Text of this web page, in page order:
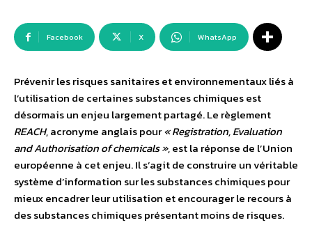
Facebook X WhatsApp
Prévenir les risques sanitaires et environnementaux liés à
l’utilisation de certaines substances chimiques est
désormais un enjeu largement partagé. Le règlement
REACH, acronyme anglais pour« Registration, Evaluation
and Authorisation of chemicals », est la réponse de l’Union
européenne à cet enjeu. Il s’agit de construire un véritable
système d’information sur les substances chimiques pour
mieux encadrer leur utilisation et encourager le recours à
des substances chimiques présentant moins de risques.